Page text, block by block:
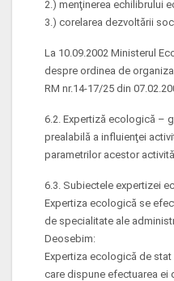
2.) menţinerea echilibrului
3.) corelarea dezvoltării
La 10.09.2002 Ministerul
despre ordinea de
RM nr.14-17/25 din
6.2. Expertiză ecologică –
prealabilă a influienţei
parametrilor acestor
6.3. Subiectele expertizei
Expertiza ecologică se
de specialitate ale
Deosebim:
Expertiza ecologică de
care dispune efectuarea ei